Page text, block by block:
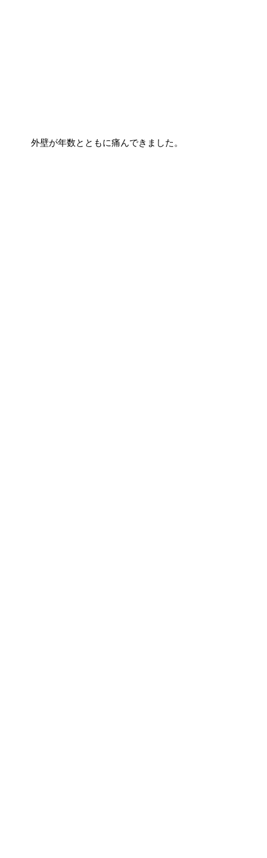
外壁が年数とともに痛んできました。